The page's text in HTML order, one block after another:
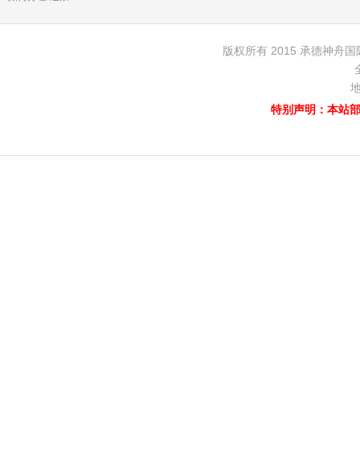
版权所有 2015 承德神舟
特别声明：本站